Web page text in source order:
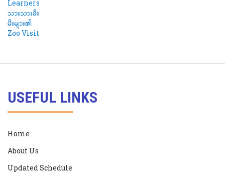
USEFUL LINKS
Home
About Us
Updated Schedule